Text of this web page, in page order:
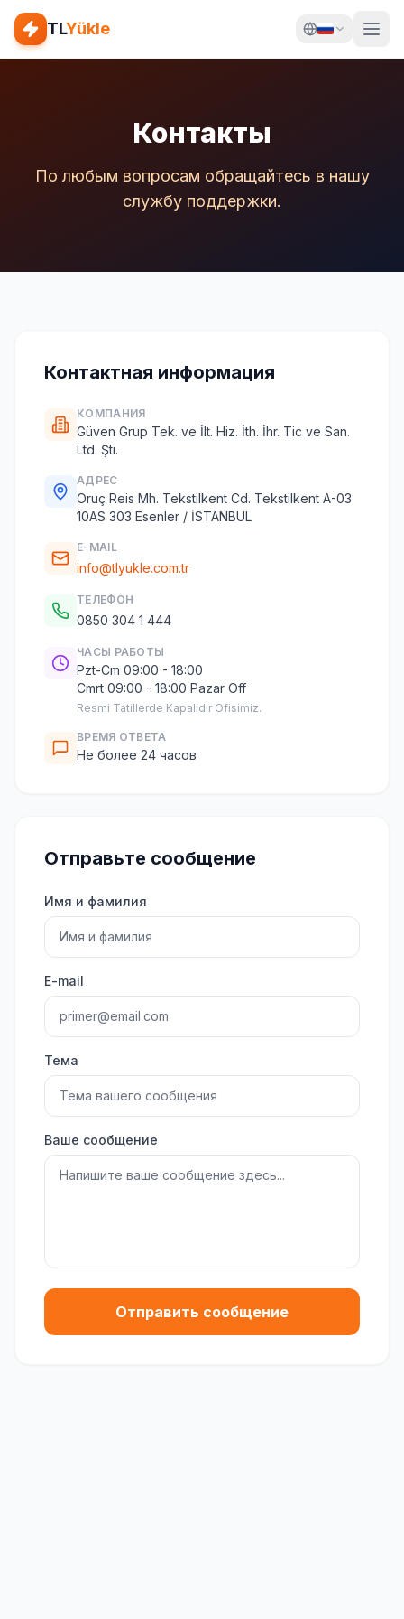
TLYükle
Контакты
По любым вопросам обращайтесь в нашу
службу поддержки.
Контактная информация
КОМПАНИЯ
Güven Grup Tek. ve İlt. Hiz. İth. İhr. Tic ve San.
Ltd. Şti.
АДРЕС
Oruç Reis Mh. Tekstilkent Cd. Tekstilkent A-03
10AS 303 Esenler / İSTANBUL
E-MAIL
info@tlyukle.com.tr
ТЕЛЕФОН
0850 304 1 444
ЧАСЫ РАБОТЫ
Pzt-Cm 09:00 - 18:00
Cmrt 09:00 - 18:00 Pazar Off
Resmi Tatillerde Kapalıdır Ofisimiz.
ВРЕМЯ ОТВЕТА
Не более 24 часов
Отправьте сообщение
Имя и фамилия
E-mail
Тема
Ваше сообщение
Отправить сообщение